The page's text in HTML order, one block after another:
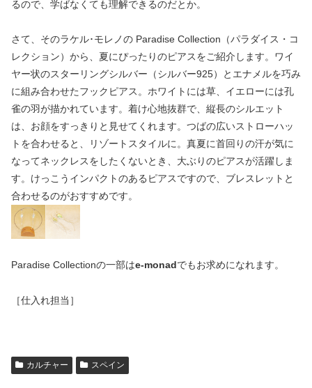
るので、学ばなくても理解できるのだとか。
さて、そのラケル･モレノの Paradise Collection（パラダイス・コ
レクション）から、夏にぴったりのピアスをご紹介します。ワイ
ヤー状のスターリングシルバー（シルバー925）とエナメルを巧み
に組み合わせたフックピアス。ホワイトには草、イエローには孔
雀の羽が描かれています。着け心地抜群で、縦長のシルエット
は、お顔をすっきりと見せてくれます。つばの広いストローハッ
トを合わせると、リゾートスタイルに。真夏に首回りの汗が気に
なってネックレスをしたくないとき、大ぶりのピアスが活躍しま
す。けっこうインパクトのあるピアスですので、ブレスレットと
合わせるのがおすすめです。
Paradise Collectionの一部はe-monadでもお求めになれます。
［仕入れ担当］
カルチャー スペイン